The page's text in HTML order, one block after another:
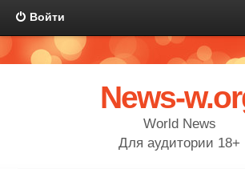
Войти
News-
World News
Для аудитории 18+